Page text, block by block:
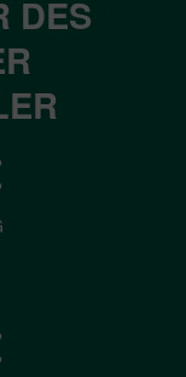
DES